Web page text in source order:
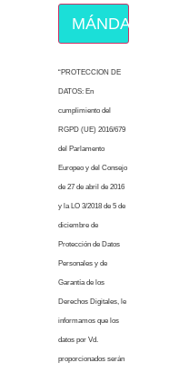
MÁNDAME
“PROTECCION DE
DATOS: En
cumplimiento del
RGPD (UE) 2016/679
del Parlamento
Europeo y del Consejo
de 27 de abril de 2016
y la LO 3/2018 de 5 de
diciembre de
Protección de Datos
Personales y de
Garantía de los
Derechos Digitales, le
informamos que los
datos por Vd.
proporcionados serán